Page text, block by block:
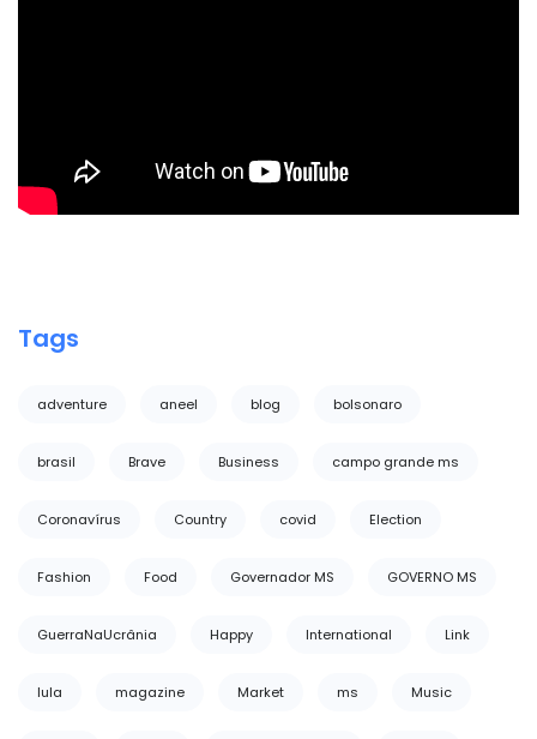
Tags
adventure aneel blog bolsonaro
brasil Brave Business campo grande ms
Coronavírus Country covid Election
Fashion Food Governador MS GOVERNO MS
GuerraNaUcrânia Happy International Link
lula magazine Market ms Music